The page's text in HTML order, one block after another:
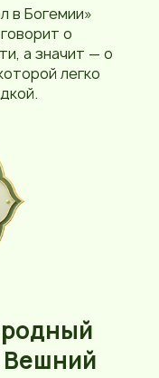
в Богемии»
о
а значит — о
легко
Вешний